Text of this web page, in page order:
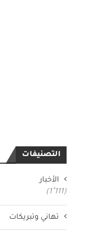
التصنيفات
الأخبار
(1٬111)
تهاني وتبريكات